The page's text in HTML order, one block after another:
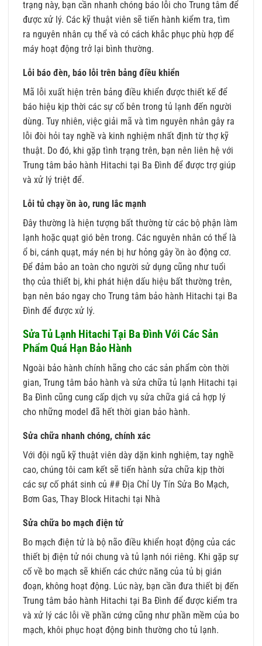
trạng này, bạn cần nhanh chóng báo lỗi cho Trung tâm để
được xử lý. Các kỹ thuật viên sẽ tiến hành kiểm tra, tìm
ra nguyên nhân cụ thể và có cách khắc phục phù hợp để
máy hoạt động trở lại bình thường.
Lỗi báo đèn, báo lỗi trên bảng điều khiển
Mã lỗi xuất hiện trên bảng điều khiển được thiết kế để
báo hiệu kịp thời các sự cố bên trong tủ lạnh đến người
dùng. Tuy nhiên, việc giải mã và tìm nguyên nhân gây ra
lỗi đòi hỏi tay nghề và kinh nghiệm nhất định từ thợ kỹ
thuật. Do đó, khi gặp tình trạng trên, bạn nên liên hệ với
Trung tâm bảo hành Hitachi tại Ba Đình để được trợ giúp
và xử lý triệt để.
Lỗi tủ chạy ồn ào, rung lắc mạnh
Đây thường là hiện tượng bất thường từ ​​các bộ phận làm
lạnh hoặc quạt gió bên trong. Các nguyên nhân có thể là
ổ bi, cánh quạt, máy nén bị hư hỏng gây ồn ào động cơ.
Để đảm bảo an toàn cho người sử dụng cũng như tuổi
thọ của thiết bị, khi phát hiện dấu hiệu bất thường trên,
bạn nên báo ngay cho Trung tâm bảo hành Hitachi tại Ba
Đình để được xử lý.
Sửa Tủ Lạnh Hitachi Tại Ba Đình Với Các Sản
Phẩm Quá Hạn Bảo Hành
Ngoài bảo hành chính hãng cho các sản phẩm còn thời
gian, Trung tâm bảo hành và sửa chữa tủ lạnh Hitachi tại
Ba Đình cũng cung cấp dịch vụ sửa chữa giá cả hợp lý
cho những model đã hết thời gian bảo hành.
Sửa chữa nhanh chóng, chính xác
Với đội ngũ kỹ thuật viên dày dặn kinh nghiệm, tay nghề
cao, chúng tôi cam kết sẽ tiến hành sửa chữa kịp thời
các sự cố phát sinh củ ## Địa Chỉ Uy Tín Sửa Bo Mạch,
Bơm Gas, Thay Block Hitachi tại Nhà
Sửa chữa bo mạch điện tử
Bo mạch điện tử là bộ não điều khiển hoạt động của các
thiết bị điện tử nói chung và tủ lạnh nói riêng. Khi gặp sự
cố về bo mạch sẽ khiến các chức năng của tủ bị gián
đoạn, không hoạt động. Lúc này, bạn cần đưa thiết bị đến
Trung tâm bảo hành Hitachi tại Ba Đình để được kiểm tra
và xử lý các lỗi về phần cứng cũng như phần mềm của bo
mạch, khôi phục hoạt động binh thường cho tủ lạnh.